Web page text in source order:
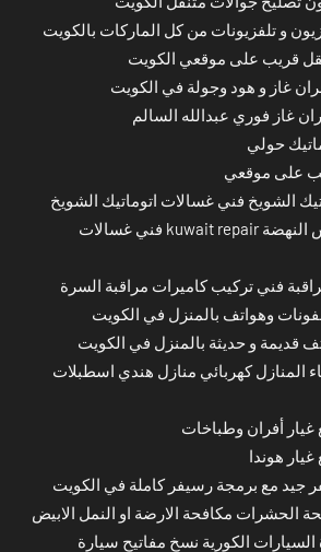
و تلفزيونات من كل الماركات بالكويت
قريب على موقعي الكويت
غاز و هود وجولة في الكويت
غاز فوري عبدالله السالم
حولي
على موقعي
الشويخ فني غسالات اتوماتيك الشويخ
صيانة غسالة ملابس النهضة kuwait repair فني غسالات
فني تركيب كاميرات مراقبة السرة
وهواتف بالمنزل في الكويت
قديمة و حديثة بالمنزل في الكويت
المنازل كهربائي منازل هندي اسطبلات
أفران وطباخات
هوندا
جيد مع برمجة رسيفر كاملة في الكويت
الحشرات مكافحة الارضة او النمل الابيض
الكورية نسخ مفاتيح سيارة